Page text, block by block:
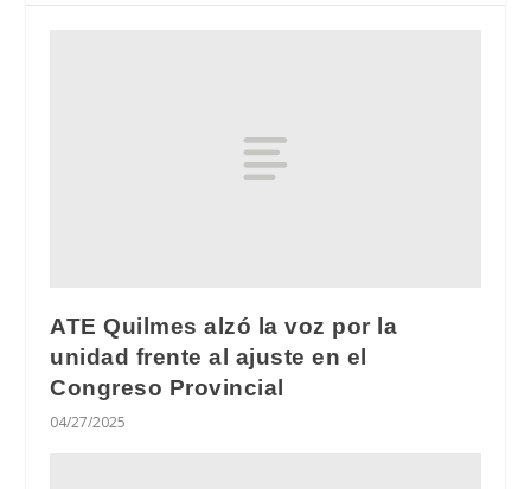
ATE Quilmes alzó la voz por la
unidad frente al ajuste en el
Congreso Provincial
04/27/2025